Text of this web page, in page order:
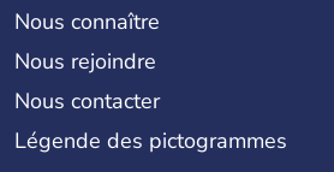
Nous connaître
Nous rejoindre
Nous contacter
Légende des pictogrammes